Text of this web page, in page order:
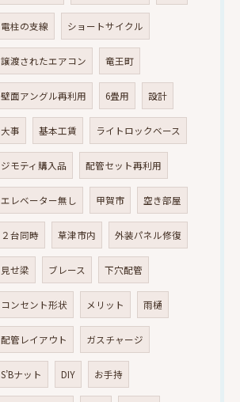
電柱の支線 ショートサイクル
譲渡されたエアコン 竜王町
壁面アングル再利用 6畳用 設計
大事 基本工賃 ライトロックベース
ジモティ購入品 配管セット再利用
エレベーター無し 甲賀市 空き部屋
２台同時 草津市内 外装パネル修復
見せ梁 ブレース 下穴配管
コンセント形状 メリット 雨樋
配管レイアウト ガスチャージ
S’Bナット DIY お手持